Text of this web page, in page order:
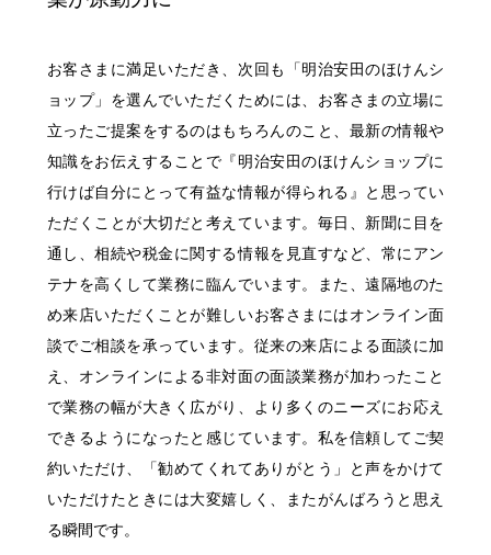
お客さまに満足いただき、次回も「明治安田のほけんシ
ョップ」を選んでいただくためには、お客さまの立場に
立ったご提案をするのはもちろんのこと、最新の情報や
知識をお伝えすることで『明治安田のほけんショップに
行けば自分にとって有益な情報が得られる』と思ってい
ただくことが大切だと考えています。毎日、新聞に目を
通し、相続や税金に関する情報を見直すなど、常にアン
テナを高くして業務に臨んでいます。また、遠隔地のた
め来店いただくことが難しいお客さまにはオンライン面
談でご相談を承っています。従来の来店による面談に加
え、オンラインによる非対面の面談業務が加わったこと
で業務の幅が大きく広がり、より多くのニーズにお応え
できるようになったと感じています。私を信頼してご契
約いただけ、「勧めてくれてありがとう」と声をかけて
いただけたときには大変嬉しく、またがんばろうと思え
る瞬間です。